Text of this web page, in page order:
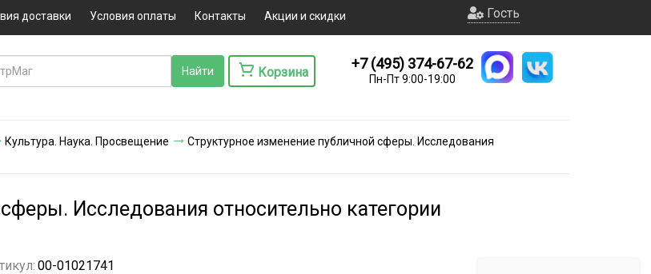
доставки Условия оплаты Контакты Акции и скидки Гость
Корзина
+7 (495) 374-67-62
Пн-Пт 9:00-19:00
Культура. Наука. Просвещение
Структурное изменение публичной сферы. Исследования
Исследования относительно категории
00-01021741